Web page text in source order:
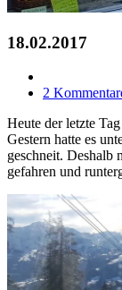
18.02.2017
2
Heute der letzte
Gestern hatte es
geschneit. Deshalb
gefahren und